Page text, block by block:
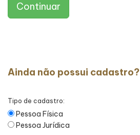
Continuar
Ainda não possui cadastro?
Tipo de cadastro:
Pessoa Física
Pessoa Jurídica